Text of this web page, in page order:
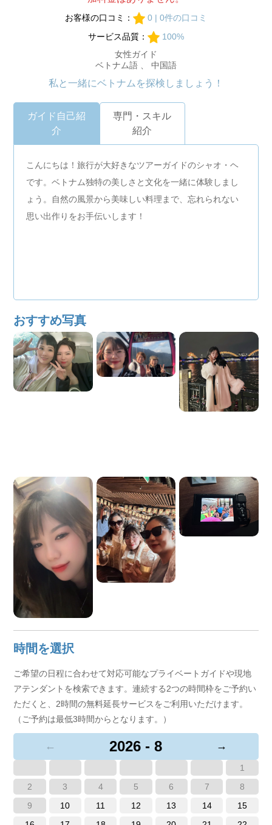
お客様の口コミ：
0 | 0件の口コミ
サービス品質：
100%
女性ガイド
ベトナム語 、 中国語
私と一緒にベトナムを探検しましょう！
ガイド自己紹
介
専門・スキル
紹介
こんにちは！旅行が大好きなツアーガイドのシャオ・ヘ
です。ベトナム独特の美しさと文化を一緒に体験しまし
ょう。自然の風景から美味しい料理まで、忘れられない
思い出作りをお手伝いします！
おすすめ写真
時間を選択
ご希望の日程に合わせて対応可能なプライベートガイドや現地
アテンダントを検索できます。連続する2つの時間枠をご予約い
ただくと、2時間の無料延長サービスをご利用いただけます。
（ご予約は最低3時間からとなります。）
← 2026 - 8 →
1
2
3 4 5 6 7
8
9
10 11 12 13 14
15